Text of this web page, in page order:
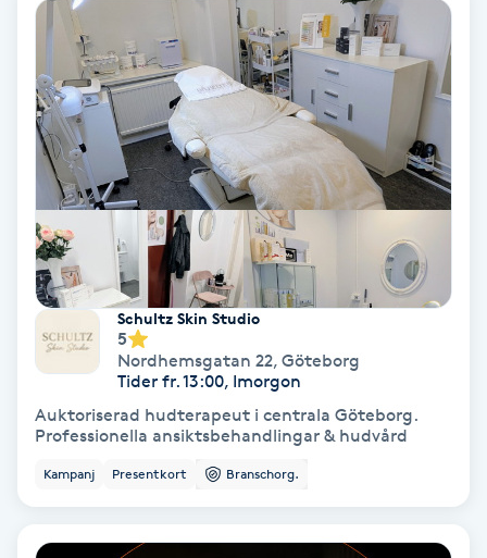
Olaplexbehandling
Ombre
Ombre brows
Ombre naglar
Optiker
Ortobionomi
Paraffinbehandling
Schultz Skin Studio
5
Nordhemsgatan 22, Göteborg
Tider fr. 13:00, Imorgon
Auktoriserad hudterapeut i centrala Göteborg.
Professionella ansiktsbehandlingar & hudvård
Kampanj Presentkort Branschorg.